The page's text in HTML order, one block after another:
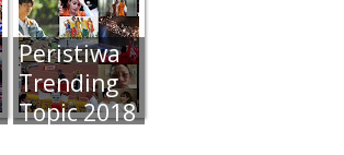
Peristiwa
Trending
Topic 2018